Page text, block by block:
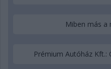
Miben más a
Prémium Autóház Kft.: